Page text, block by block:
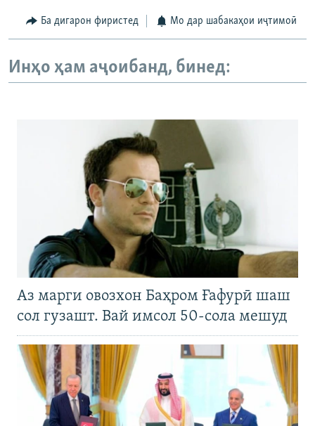
Ба дигарон фиристед Мо дар шабакаҳои иҷтимоӣ
Инҳо ҳам аҷоибанд, бинед:
Аз марги овозхон Баҳром Ғафурӣ шаш
сол гузашт. Вай имсол 50-сола мешуд